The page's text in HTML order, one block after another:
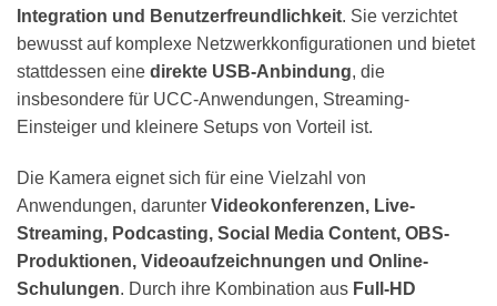
Integration und Benutzerfreundlichkeit. Sie verzichtet
bewusst auf komplexe Netzwerkkonfigurationen und bietet
stattdessen eine direkte USB-Anbindung, die
insbesondere für UCC-Anwendungen, Streaming-
Einsteiger und kleinere Setups von Vorteil ist.
Die Kamera eignet sich für eine Vielzahl von
Anwendungen, darunter Videokonferenzen, Live-
Streaming, Podcasting, Social Media Content, OBS-
Produktionen, Videoaufzeichnungen und Online-
Schulungen. Durch ihre Kombination aus Full-HD